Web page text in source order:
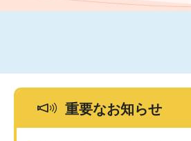
重要なお知らせ